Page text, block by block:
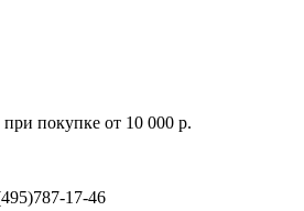
покупке от 10 000 р.
17-46